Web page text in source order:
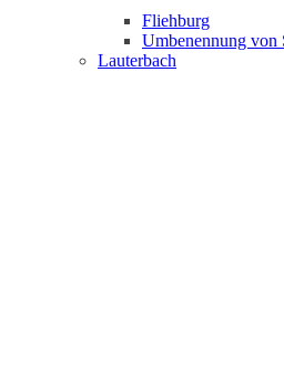
Fliehburg
Umbenennung von
Lauterbach